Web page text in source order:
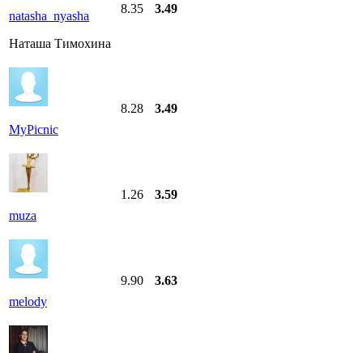
natasha_nyasha
Наташа Тимохина
8.35 3.49
MyPicnic
8.28 3.49
muza
1.26 3.59
melody
9.90 3.63